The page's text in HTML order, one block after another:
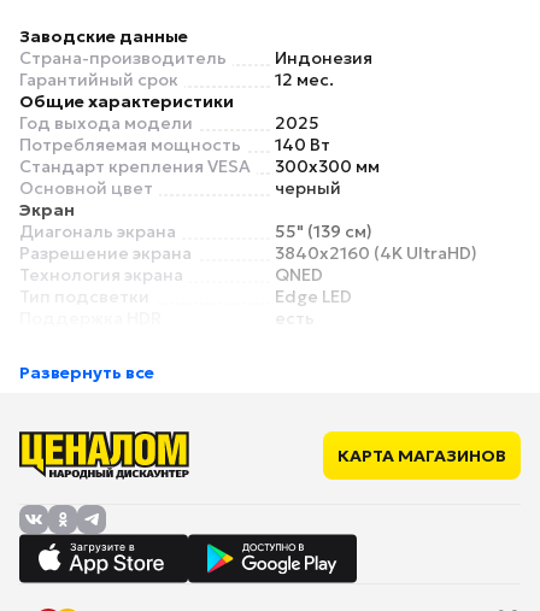
Заводские данные
Страна-производитель
Индонезия
Гарантийный срок
12 мес.
Общие характеристики
Год выхода модели
2025
Потребляемая мощность
140 Вт
Стандарт крепления VESA
300x300 мм
Основной цвет
черный
Экран
Диагональ экрана
55" (139 см)
Разрешение экрана
3840x2160 (4K UltraHD)
Технология экрана
QNED
Тип подсветки
Edge LED
есть
экрана
Звук
Суммарная мощность звука
Количество динамиков
Технологии звука
Pro, LG Sound Sync
Прием сигнала
Цифровой тюнер DVB-T
есть
Развернуть все
КАРТА МАГАЗИНОВ